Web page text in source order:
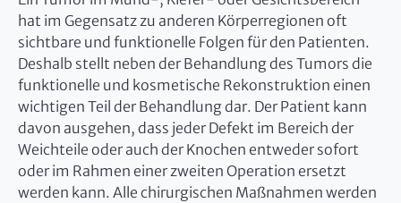
hat im Gegensatz zu anderen Körperregionen oft
sichtbare und funktionelle Folgen für den Patienten.
Deshalb stellt neben der Behandlung des Tumors die
funktionelle und kosmetische Rekonstruktion einen
wichtigen Teil der Behandlung dar. Der Patient kann
davon ausgehen, dass jeder Defekt im Bereich der
Weichteile oder auch der Knochen entweder sofort
oder im Rahmen einer zweiten Operation ersetzt
werden kann. Alle chirurgischen Maßnahmen werden